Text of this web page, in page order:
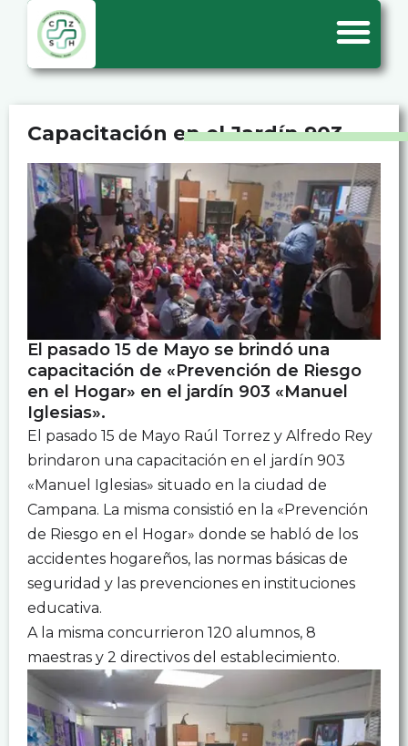
Capacitación en el Jardín 903
El pasado 15 de Mayo se brindó una
capacitación de «Prevención de Riesgo
en el Hogar» en el jardín 903 «Manuel
Iglesias».
El pasado 15 de Mayo Raúl Torrez y Alfredo Rey
brindaron una capacitación en el jardín 903
«Manuel Iglesias» situado en la ciudad de
Campana. La misma consistió en la «Prevención
de Riesgo en el Hogar» donde se habló de los
accidentes hogareños, las normas básicas de
seguridad y las prevenciones en instituciones
educativa.
A la misma concurrieron 120 alumnos, 8
maestras y 2 directivos del establecimiento.